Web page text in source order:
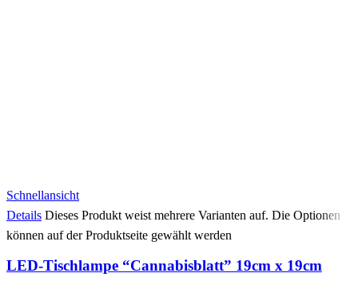
Schnellansicht
Details Dieses Produkt weist mehrere Varianten auf. Die Optionen
können auf der Produktseite gewählt werden
LED-Tischlampe “Cannabisblatt” 19cm x 19cm